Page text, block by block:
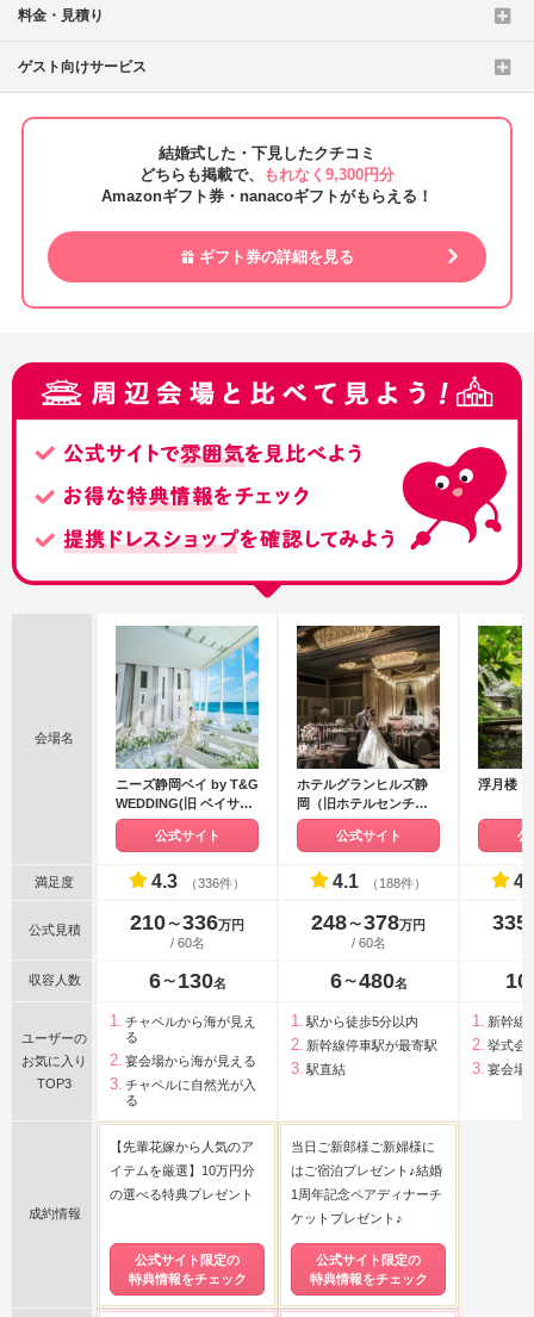
料金・見積り
ゲスト向けサービス
結婚式した・下見したクチコミ
どちらも掲載で、
もれなく9,300円分
Amazonギフト券・nanacoギフトがもらえる！
ギフト券の詳細を見る
会場名
ニーズ静岡ベイ by T&G
WEDDING(旧 ベイサイ
ド迎賓館 静岡)
公式サイト
ホテルグランヒルズ静
岡（旧ホテルセンチュ
リー静岡）
公式サイト
浮月楼
公
満足度 4.3 （336件） 4.1 （188件）
公式見積 210〜336万円
/ 60名
248〜378万円
/ 60名
335
収容人数 6 〜 130名 6 〜 480名 10
ユーザーの
お気に入り
TOP3
チャペルから海が見え
る
宴会場から海が見える
チャペルに自然光が入
る
駅から徒歩5分以内
新幹線停車駅が最寄駅
駅直結
新幹線
挙式会
宴会場
成約情報
【先輩花嫁から人気のア
イテムを厳選】10万円分
の選べる特典プレゼント
公式サイト限定の
特典情報をチェック
当日ご新郎様ご新婦様に
はご宿泊プレゼント♪結婚
1周年記念ペアディナーチ
ケットプレゼント♪
公式サイト限定の
特典情報をチェック